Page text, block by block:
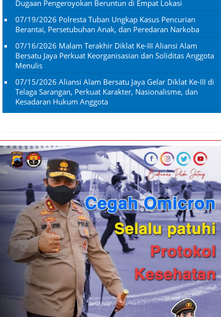
Dugaan Pengeroyokan Beruntun di Empat Lokasi
07/19/2026 Polresta Tuban Ungkap Kasus Pencurian
Berantai, Persetubuhan Anak, dan Peredaran Narkoba
07/16/2026 Malam Terakhir Diklat Ke-III Aliansi Alam
Bersatu Jaya Perkuat Keorganisasian dan Soliditas Anggota
Menulis
07/15/2026 Aliansi Alam Bersatu Jaya Gelar Diklat Ke-III di
Telaga Sarangan, Perkuat Karakter, Nasionalisme, dan
Kesadaran Hukum Anggota